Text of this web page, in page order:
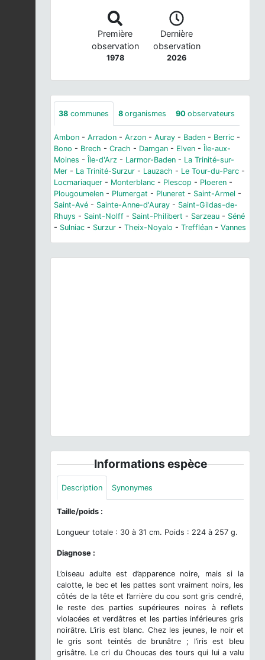
Première
observation
1978
Dernière
observation
2026
38 communes 8 organismes 90 observateurs
Ambon - Arradon - Arzon - Auray - Baden - Berric -
Bono - Brech - Crach - Damgan - Elven - Île-aux-
Moines - Île-d'Arz - Larmor-Baden - La Trinité-sur-
Mer - La Trinité-Surzur - Lauzach - Le Tour-du-Parc -
Locmariaquer - Monterblanc - Plescop - Ploeren -
Plougoumelen - Plumergat - Pluneret - Saint-Armel -
Saint-Avé - Sainte-Anne-d'Auray - Saint-Gildas-de-
Rhuys - Saint-Nolff - Saint-Philibert - Sarzeau - Séné
- Sulniac - Surzur - Theix-Noyalo - Treffléan - Vannes
Informations espèce
Description Synonymes
Taille/poids :
Longueur totale : 30 à 31 cm. Poids : 224 à 257 g.
Diagnose :
L’oiseau adulte est d’apparence noire, mais si la
calotte, le bec et les pattes sont vraiment noirs, les
côtés de la tête et l’arrière du cou sont gris cendré,
le reste des parties supérieures noires à reflets
violacées et verdâtres et les parties inférieures gris
noirâtre. L’iris est blanc. Chez les jeunes, le noir et
le gris sont teintés de brunâtre ; l’iris est bleu
grisâtre. Le cri du Choucas des tours qui lui a valu